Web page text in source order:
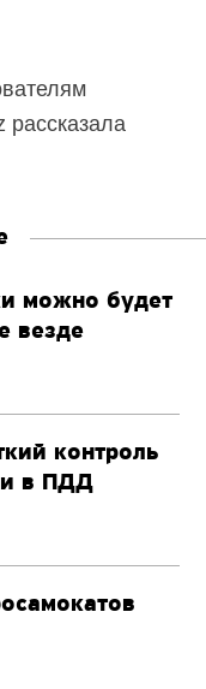
рассказала
можно будет
везде
контроль
в ПДД